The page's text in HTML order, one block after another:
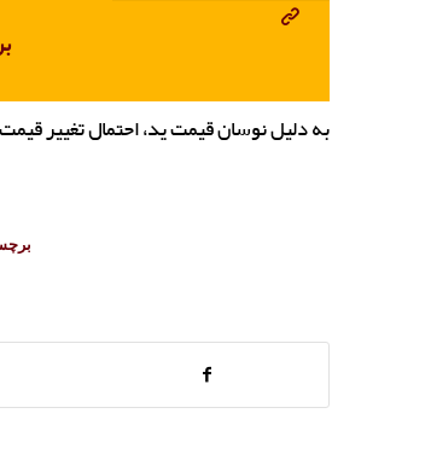
به دلیل نوسان قیمت ید، احتمال تغییر